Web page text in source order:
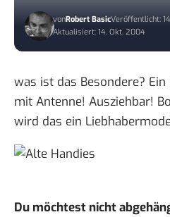
vonRobert BasicVeröffentlicht:
Aktualisiert: 14. Okt. 2004
was ist das Besondere?
mit Antenne! Ausziehbar!
wird das ein
Du möchtest nicht